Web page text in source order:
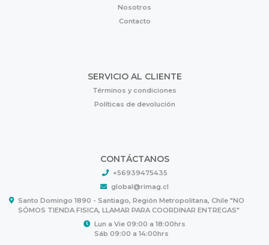
Nosotros
Contacto
SERVICIO AL CLIENTE
Términos y condiciones
Políticas de devolución
CONTÁCTANOS
+56939475435
global@rimag.cl
Santo Domingo 1890 - Santiago, Región Metropolitana, Chile "NO
SÓMOS TIENDA FISICA, LLAMAR PARA COORDINAR ENTREGAS"
Lun a Vie 09:00 a 18:00hrs
Sáb 09:00 a 14:00hrs